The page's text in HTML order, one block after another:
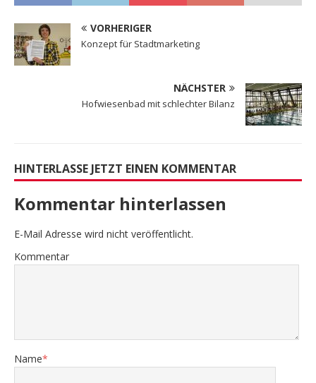
VORHERIGER
Konzept für Stadtmarketing
NÄCHSTER
Hofwiesenbad mit schlechter Bilanz
HINTERLASSE JETZT EINEN KOMMENTAR
Kommentar hinterlassen
E-Mail Adresse wird nicht veröffentlicht.
Kommentar
Name*